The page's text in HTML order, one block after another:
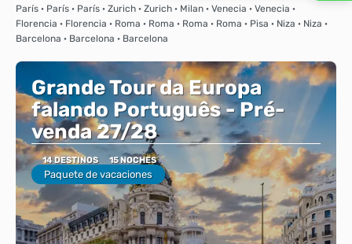
París · París · París · Zurich · Zurich · Milan · Venecia · Venecia ·
Florencia · Florencia · Roma · Roma · Roma · Roma · Pisa · Niza · Niza ·
Barcelona · Barcelona · Barcelona
Grande Tour da Europa
falando Português - Pré-
venda 27/28
14 DESTINOS 15 NOCHES
Paquete de vacaciones